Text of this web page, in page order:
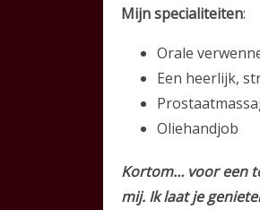
Mijn specialiteiten:
Orale
Een heerlijk,
Oliehandjob
Kortom… voor een
mij. Ik laat je